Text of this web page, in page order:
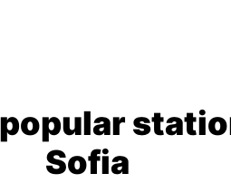
Sofia